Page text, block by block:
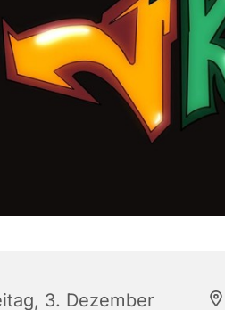
3. Dezember